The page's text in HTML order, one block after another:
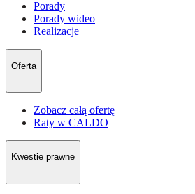
Porady
Porady wideo
Realizacje
Oferta
Zobacz całą ofertę
Raty w CALDO
Kwestie prawne